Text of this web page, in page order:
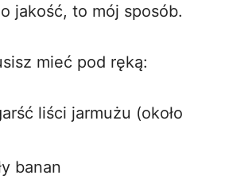
jakość, to mój sposób.
mieć pod ręką:
liści jarmużu (około
banan